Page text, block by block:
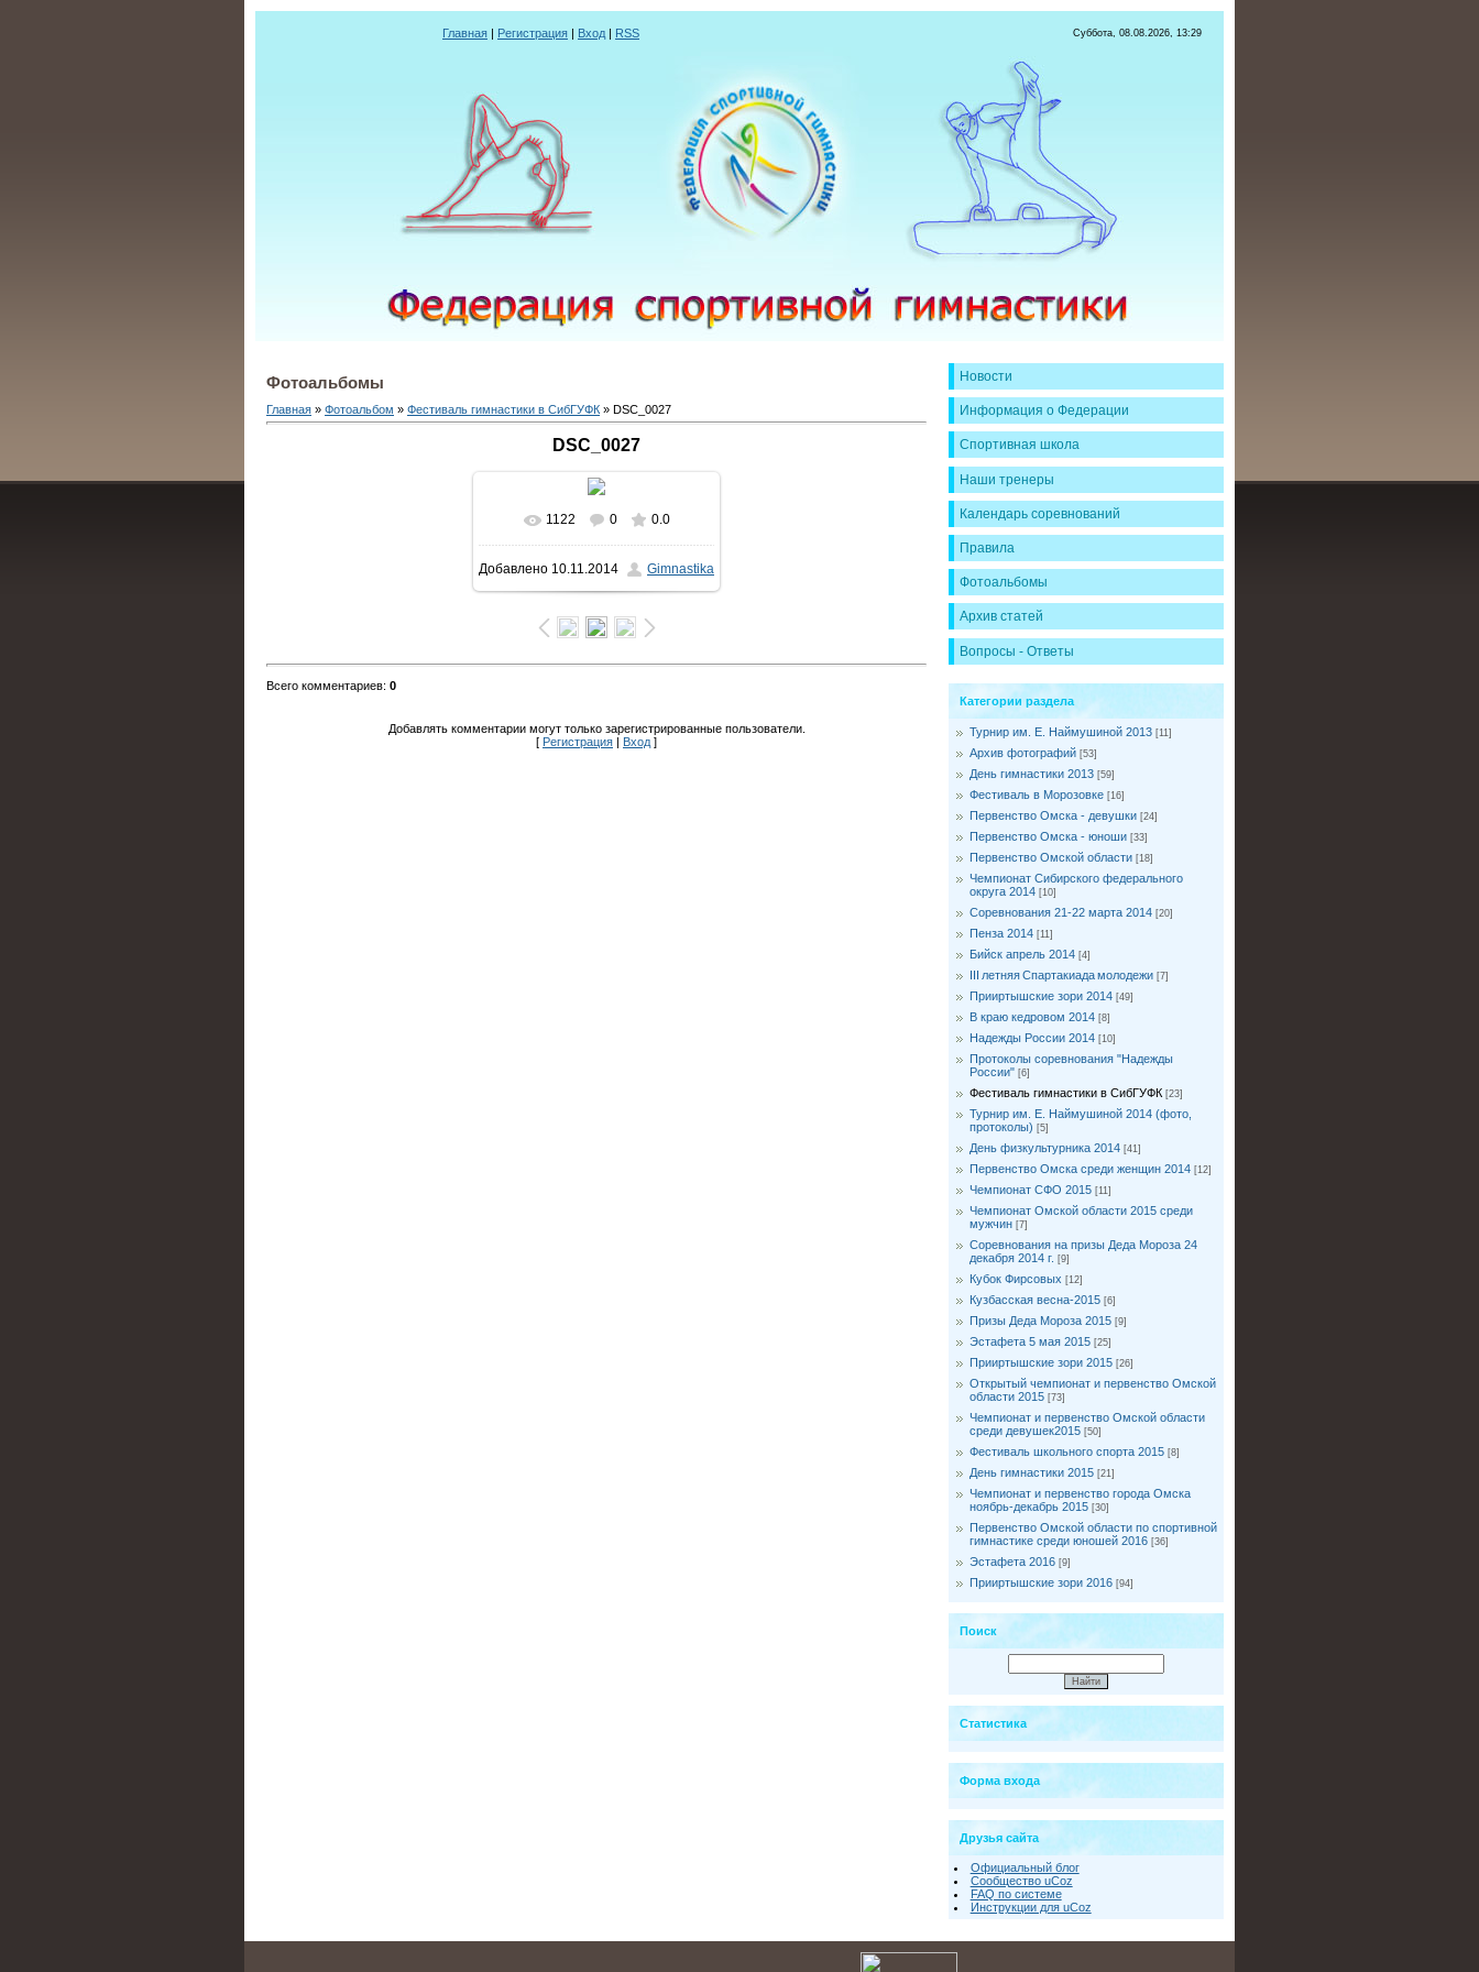
Главная | Регистрация | Вход | RSS Суббота, 08.08.2026, 13:29
Фотоальбомы
Главная » Фотоальбом » Фестиваль гимнастики в СибГУФК » DSC_0027
DSC_0027
В реальном размере 640x428
184.7Kb
1122 0 0.0
Добавлено 10.11.2014 Gimnastika
Всего комментариев: 0
Добавлять комментарии могут только зарегистрированные пользователи.
[ Регистрация Вход]
Новости
Информация о Федерации
Спортивная школа
Наши тренеры
Календарь соревнований
Правила
Фотоальбомы
Архив статей
Вопросы - Ответы
Категории раздела
Турнир им. Е. Наймушиной 2013 [11]
Архив фотографий [53]
День гимнастики 2013 [59]
Фестиваль в Морозовке [16]
Первенство Омска - девушки [24]
Первенство Омска - юноши [33]
Первенство Омской области [18]
Чемпионат Сибирского федерального
округа 2014 [10]
Соревнования 21-22 марта 2014 [20]
Пенза 2014 [11]
Бийск апрель 2014 [4]
III летняя Спартакиада молодежи [7]
Прииртышские зори 2014 [49]
В краю кедровом 2014 [8]
Надежды России 2014 [10]
Протоколы соревнования "Надежды
России" [6]
Фестиваль гимнастики в СибГУФК [23]
Турнир им. Е. Наймушиной 2014 (фото,
протоколы) [5]
День физкультурника 2014 [41]
Первенство Омска среди женщин 2014 [12]
Чемпионат СФО 2015 [11]
Чемпионат Омской области 2015 среди
мужчин [7]
Соревнования на призы Деда Мороза 24
декабря 2014 г. [9]
Кубок Фирсовых [12]
Кузбасская весна-2015 [6]
Призы Деда Мороза 2015 [9]
Эстафета 5 мая 2015 [25]
Прииртышские зори 2015 [26]
Открытый чемпионат и первенство Омской
области 2015 [73]
Чемпионат и первенство Омской области
среди девушек2015 [50]
Фестиваль школьного спорта 2015 [8]
День гимнастики 2015 [21]
Чемпионат и первенство города Омска
ноябрь-декабрь 2015 [30]
Первенство Омской области по спортивной
гимнастике среди юношей 2016 [36]
Эстафета 2016 [9]
Прииртышские зори 2016 [94]
Поиск
Статистика
Форма входа
Друзья сайта
Официальный блог
Сообщество uCoz
FAQ по системе
Инструкции для uCoz